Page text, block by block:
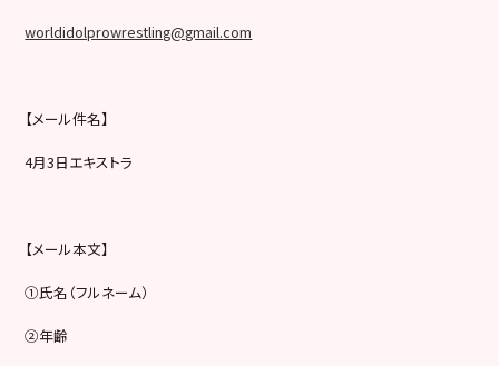
worldidolprowrestling@gmail.com
【メール件名】
4月3日エキストラ
【メール本文】
①氏名（フルネーム）
②年齢